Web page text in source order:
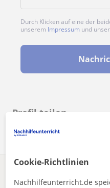
Profil teilen
Durch Klicken auf eine der
unserem Impressum und
Cookie-Richtlinien
Nachhilfeunterricht.de